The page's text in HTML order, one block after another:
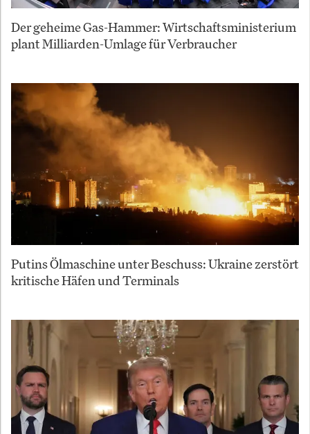
Der geheime Gas-Hammer: Wirtschaftsministerium
plant Milliarden-Umlage für Verbraucher
Putins Ölmaschine unter Beschuss: Ukraine zerstört
kritische Häfen und Terminals